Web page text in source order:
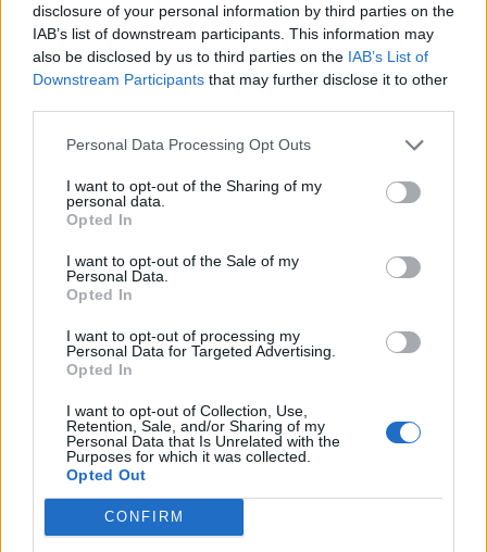
disclosure of your personal information by third parties on the
IAB’s list of downstream participants. This information may
also be disclosed by us to third parties on the IAB’s List of
Downstream Participants that may further disclose it to other
Personal Data Processing Opt Outs
I want to opt-out of the Sharing of my
personal data.
Opted In
I want to opt-out of the Sale of my
Personal Data.
Opted In
I want to opt-out of processing my
Personal Data for Targeted Advertising.
Opted In
I want to opt-out of Collection, Use,
Retention, Sale, and/or Sharing of my
Personal Data that Is Unrelated with the
Purposes for which it was collected.
Opted Out
CONFIRM
Minka 10. rész
Minka 9. rész
a hétköznapokban
Egy ház, amely a tengerre és a fényre
nyílik – Villa...